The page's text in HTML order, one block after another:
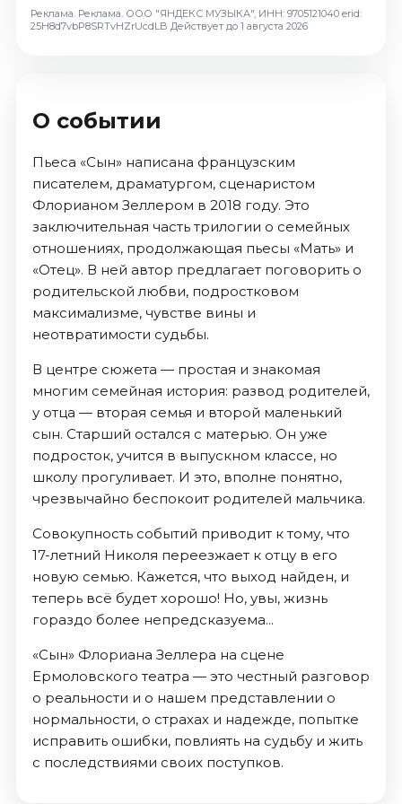
Октябрь 2026
Октябрь 2026
События
Август 2026
Сентябрь 2026
Октябрь 2026
Ноябрь 2026
Декабрь 2026
Площадки
Реклама. Реклама. ООО "ЯНДЕКС МУЗЫКА", ИНН: 9705121040 erid:
25H8d7vbP8SRTvHZrUcdLB Действует до 1 августа 2026
О событии
Пьеса «Сын» написана французским
писателем, драматургом, сценаристом
Флорианом Зеллером в 2018 году. Это
заключительная часть трилогии о семейных
отношениях, продолжающая пьесы «Мать» и
«Отец». В ней автор предлагает поговорить о
родительской любви, подростковом
максимализме, чувстве вины и
неотвратимости судьбы.
В центре сюжета — простая и знакомая
многим семейная история: развод родителей,
у отца — вторая семья и второй маленький
сын. Старший остался с матерью. Он уже
подросток, учится в выпускном классе, но
школу прогуливает. И это, вполне понятно,
чрезвычайно беспокоит родителей мальчика.
Совокупность событий приводит к тому, что
17-летний Николя переезжает к отцу в его
новую семью. Кажется, что выход найден, и
теперь всё будет хорошо! Но, увы, жизнь
гораздо более непредсказуема...
«Сын» Флориана Зеллера на сцене
Ермоловского театра — это честный разговор
о реальности и о нашем представлении о
нормальности, о страхах и надежде, попытке
исправить ошибки, повлиять на судьбу и жить
с последствиями своих поступков.